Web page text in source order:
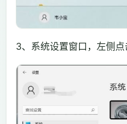
3、系统设置窗口，左侧点